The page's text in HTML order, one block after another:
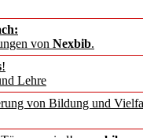
von Nexbib.
!
Lehre
von Bildung und